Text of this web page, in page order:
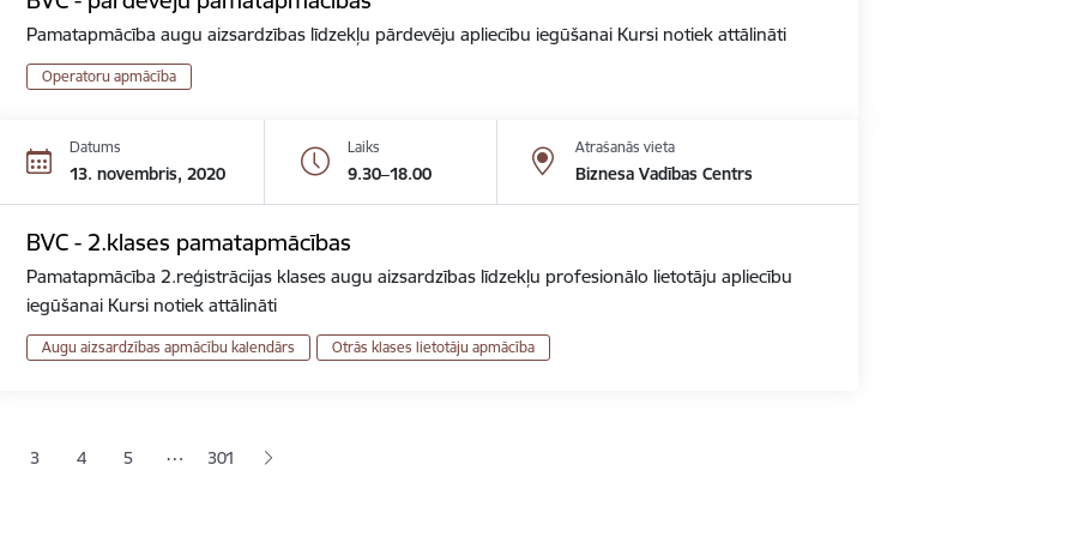
Pamatapmācība augu aizsardzības līdzekļu pārdevēju apliecību iegūšanai Kursi notiek attālināti
Operatoru apmācība
Datums
13. novembris, 2020
Laiks
9.30–18.00
Atrašanās vieta
Biznesa Vadības Centrs
BVC - 2.klases pamatapmācības
Pamatapmācība 2.reģistrācijas klases augu aizsardzības līdzekļu profesionālo lietotāju apliecību
iegūšanai Kursi notiek attālināti
Augu aizsardzības apmācību kalendārs Otrās klases lietotāju apmācība
lapaLapa
3 Lapa
4 Lapa
5 … 301